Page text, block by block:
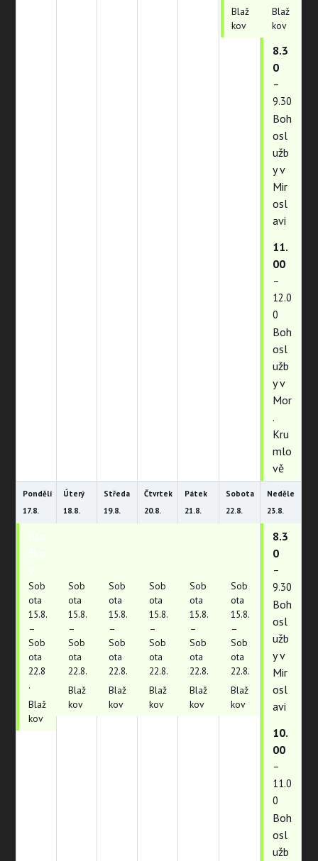
Blaž
kov
Blaž
kov
8.3
0
–
9.30
Boh
osl
užb
y v
Mir
osl
avi
11.
00
–
12.0
0
Boh
osl
užb
y v
Mor
.
Kru
mlo
vě
Pondělí
17.8.
Sob
ota
15.8.
–
Sob
ota
22.8
.
Blaž
kov
Úterý
18.8.
Sob
ota
15.8.
–
Sob
ota
22.8.
Blaž
kov
Středa
19.8.
Sob
ota
15.8.
–
Sob
ota
22.8.
Blaž
kov
Čtvrtek
20.8.
Sob
ota
15.8.
–
Sob
ota
22.8.
Blaž
kov
Pátek
21.8.
Sob
ota
15.8.
–
Sob
ota
22.8.
Blaž
kov
Sobota
22.8.
Sob
ota
15.8.
–
Sob
ota
22.8.
Blaž
kov
Neděle
23.8.
8.3
0
–
9.30
Boh
osl
užb
y v
Mir
osl
avi
10.
00
–
11.0
0
Boh
osl
užb